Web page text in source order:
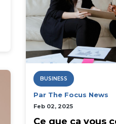
BUSINESS
Par The Focus News
Feb 02, 2025
Ce que ça vous